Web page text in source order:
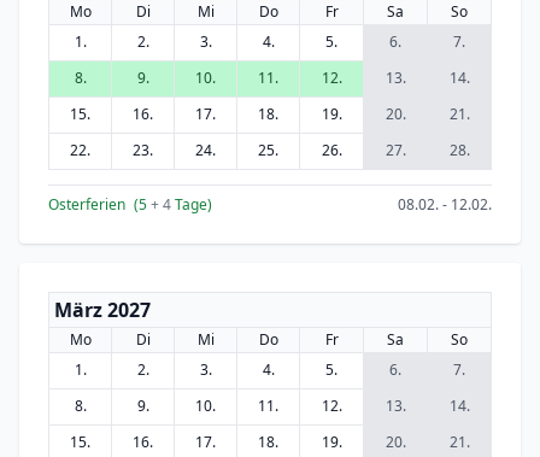
Mo Di Mi Do Fr Sa
So
1.
2. 3. 4. 5. 6.
7.
8.
9. 10. 11. 12. 13.
14.
15.
16. 17. 18. 19. 20.
21.
22.
23. 24. 25. 26. 27. 28.
Osterferien (5+ 4Tage) 08.02. - 12.02.
März 2027
Mo Di Mi Do Fr Sa
So
1.
2. 3. 4. 5. 6.
7.
8.
9. 10. 11. 12. 13.
14.
15.
16. 17. 18. 19. 20.
21.